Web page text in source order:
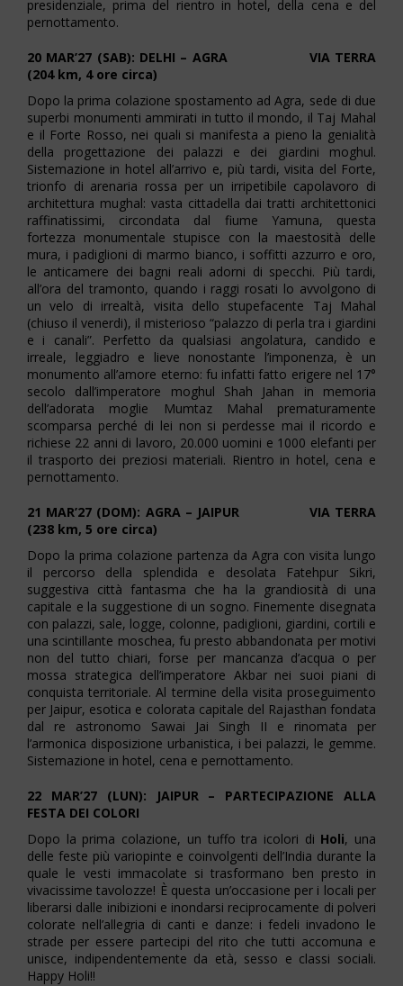
presidenziale, prima del rientro in hotel, della cena e del
pernottamento.
20 MAR’27 (SAB): DELHI – AGRA VIA TERRA
(204 km, 4 ore circa)
Dopo la prima colazione spostamento ad Agra, sede di due
superbi monumenti ammirati in tutto il mondo, il Taj Mahal
e il Forte Rosso, nei quali si manifesta a pieno la genialità
della progettazione dei palazzi e dei giardini moghul.
Sistemazione in hotel all’arrivo e, più tardi, visita del Forte,
trionfo di arenaria rossa per un irripetibile capolavoro di
architettura mughal: vasta cittadella dai tratti architettonici
raffinatissimi, circondata dal fiume Yamuna, questa
fortezza monumentale stupisce con la maestosità delle
mura, i padiglioni di marmo bianco, i soffitti azzurro e oro,
le anticamere dei bagni reali adorni di specchi. Più tardi,
all’ora del tramonto, quando i raggi rosati lo avvolgono di
un velo di irrealtà, visita dello stupefacente Taj Mahal
(chiuso il venerdi), il misterioso “palazzo di perla tra i giardini
e i canali”. Perfetto da qualsiasi angolatura, candido e
irreale, leggiadro e lieve nonostante l’imponenza, è un
monumento all’amore eterno: fu infatti fatto erigere nel 17°
secolo dall’imperatore moghul Shah Jahan in memoria
dell’adorata moglie Mumtaz Mahal prematuramente
scomparsa perché di lei non si perdesse mai il ricordo e
richiese 22 anni di lavoro, 20.000 uomini e 1000 elefanti per
il trasporto dei preziosi materiali. Rientro in hotel, cena e
pernottamento.
21 MAR’27 (DOM): AGRA – JAIPUR VIA TERRA
(238 km, 5 ore circa)
Dopo la prima colazione partenza da Agra con visita lungo
il percorso della splendida e desolata Fatehpur Sikri,
suggestiva città fantasma che ha la grandiosità di una
capitale e la suggestione di un sogno. Finemente disegnata
con palazzi, sale, logge, colonne, padiglioni, giardini, cortili e
una scintillante moschea, fu presto abbandonata per motivi
non del tutto chiari, forse per mancanza d’acqua o per
mossa strategica dell’imperatore Akbar nei suoi piani di
conquista territoriale. Al termine della visita proseguimento
per Jaipur, esotica e colorata capitale del Rajasthan fondata
dal re astronomo Sawai Jai Singh II e rinomata per
l’armonica disposizione urbanistica, i bei palazzi, le gemme.
Sistemazione in hotel, cena e pernottamento.
22 MAR’27 (LUN): JAIPUR – PARTECIPAZIONE ALLA
FESTA DEI COLORI
Dopo la prima colazione, un tuffo tra icolori di Holi, una
delle feste più variopinte e coinvolgenti dell’India durante la
quale le vesti immacolate si trasformano ben presto in
vivacissime tavolozze! È questa un’occasione per i locali per
liberarsi dalle inibizioni e inondarsi reciprocamente di polveri
colorate nell’allegria di canti e danze: i fedeli invadono le
strade per essere partecipi del rito che tutti accomuna e
unisce, indipendentemente da età, sesso e classi sociali.
Happy Holi!!